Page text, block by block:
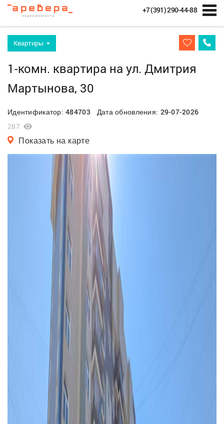
+7 (391) 290-44-88
Квартиры
1-комн. квартира на ул. Дмитрия
Мартынова, 30
Идентификатор:484703 Дата обновления: 29-07-2026
287
Показать на карте